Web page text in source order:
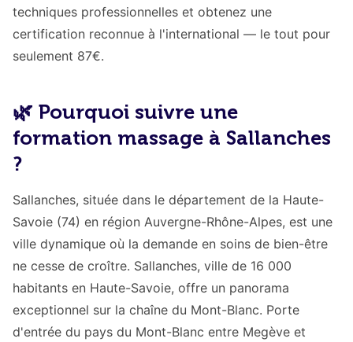
techniques professionnelles et obtenez une
certification reconnue à l'international — le tout pour
seulement 87€.
🌿 Pourquoi suivre une
formation massage à Sallanches
?
Sallanches, située dans le département de la Haute-
Savoie (74) en région Auvergne-Rhône-Alpes, est une
ville dynamique où la demande en soins de bien-être
ne cesse de croître. Sallanches, ville de 16 000
habitants en Haute-Savoie, offre un panorama
exceptionnel sur la chaîne du Mont-Blanc. Porte
d'entrée du pays du Mont-Blanc entre Megève et